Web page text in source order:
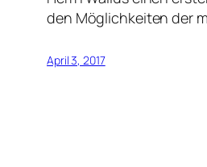
den Möglichkeiten der
April 3, 2017